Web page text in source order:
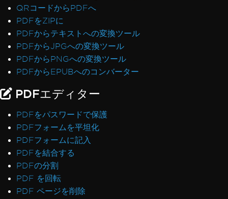
QRコードからPDFへ
PDFをZIPに
PDFからテキストへの変換ツール
PDFからJPGへの変換ツール
PDFからPNGへの変換ツール
PDFからEPUBへのコンバーター
PDFエディター
PDFをパスワードで保護
PDFフォームを平坦化
PDFフォームに記入
PDFを結合する
PDFの分割
PDF を回転
PDF ページを削除